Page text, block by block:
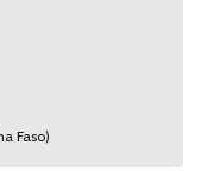
Faso)